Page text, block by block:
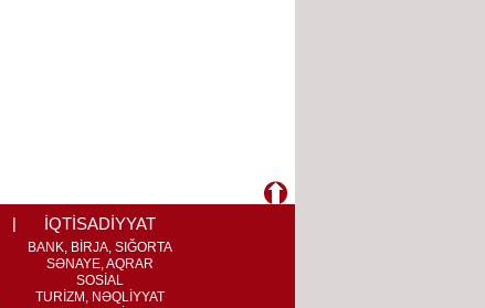
İQTİSADİYYAT
BANK, BİRJA, SIĞORTA
SƏNAYE, AQRAR
SOSİAL
TURİZM, NƏQLİYYAT